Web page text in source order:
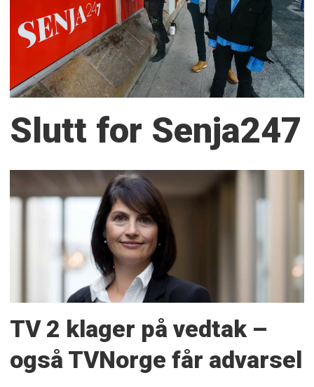
Slutt for Senja247
TV 2 klager på vedtak –
også TVNorge får advarsel